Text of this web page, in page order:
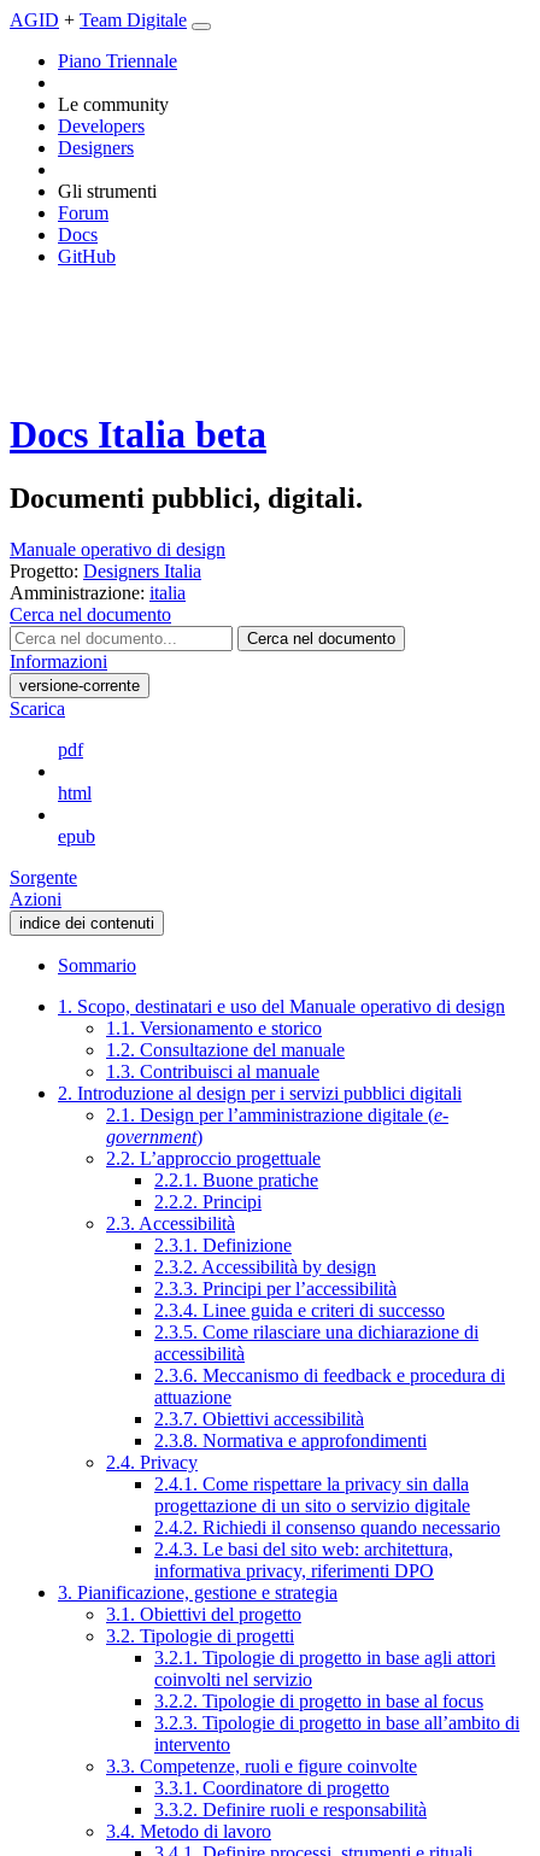
AGID + Team Digitale
Piano Triennale
Le community
Developers
Designers
Gli strumenti
Forum
Docs
GitHub
Docs Italia beta
Documenti pubblici, digitali.
Manuale operativo di design
Progetto: Designers Italia
Amministrazione: italia
Cerca nel documento
Cerca nel documento
Informazioni
versione-corrente
Scarica
pdf
html
epub
Sorgente
Azioni
indice dei contenuti
Sommario
1. Scopo, destinatari e uso del Manuale operativo di design
1.1. Versionamento e storico
1.2. Consultazione del manuale
1.3. Contribuisci al manuale
2. Introduzione al design per i servizi pubblici digitali
2.1. Design per l’amministrazione digitale (e-
government)
2.2. L’approccio progettuale
2.2.1. Buone pratiche
2.2.2. Principi
2.3. Accessibilità
2.3.1. Definizione
2.3.2. Accessibilità by design
2.3.3. Principi per l’accessibilità
2.3.4. Linee guida e criteri di successo
2.3.5. Come rilasciare una dichiarazione di
accessibilità
2.3.6. Meccanismo di feedback e procedura di
attuazione
2.3.7. Obiettivi accessibilità
2.3.8. Normativa e approfondimenti
2.4. Privacy
2.4.1. Come rispettare la privacy sin dalla
progettazione di un sito o servizio digitale
2.4.2. Richiedi il consenso quando necessario
2.4.3. Le basi del sito web: architettura,
informativa privacy, riferimenti DPO
3. Pianificazione, gestione e strategia
3.1. Obiettivi del progetto
3.2. Tipologie di progetti
3.2.1. Tipologie di progetto in base agli attori
coinvolti nel servizio
3.2.2. Tipologie di progetto in base al focus
3.2.3. Tipologie di progetto in base all’ambito di
intervento
3.3. Competenze, ruoli e figure coinvolte
3.3.1. Coordinatore di progetto
3.3.2. Definire ruoli e responsabilità
3.4. Metodo di lavoro